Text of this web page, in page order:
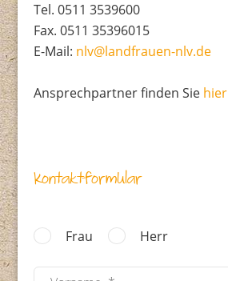
Tel. 0511 3539600
Fax. 0511 35396015
E-Mail: nlv@landfrauen-nlv.de
Ansprechpartner finden Sie hier
Kontaktformular
Frau Herr